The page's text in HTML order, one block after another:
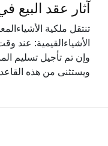
آثار عقد البيع
تنتقل ملكية
الأشياءالقيمية: عند
وإن تم تأجيل تسليم
ويستثنى من هذه